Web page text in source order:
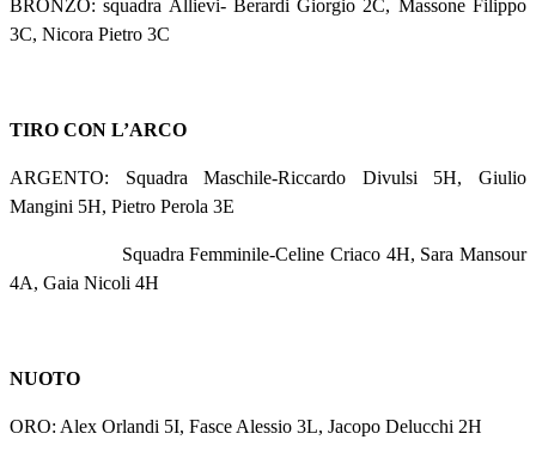
BRONZO: squadra Allievi- Berardi Giorgio 2C, Massone Filippo
3C, Nicora Pietro 3C
TIRO CON L’ARCO
ARGENTO: Squadra Maschile-Riccardo Divulsi 5H, Giulio
Mangini 5H, Pietro Perola 3E
Squadra Femminile-Celine Criaco 4H, Sara Mansour
4A, Gaia Nicoli 4H
NUOTO
ORO: Alex Orlandi 5I, Fasce Alessio 3L, Jacopo Delucchi 2H